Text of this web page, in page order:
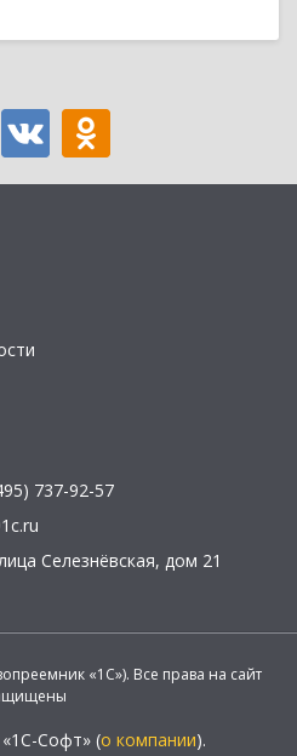
737-92-57
Селезнёвская, дом 21
«1С»). Все права на сайт
Софт» (о компании).